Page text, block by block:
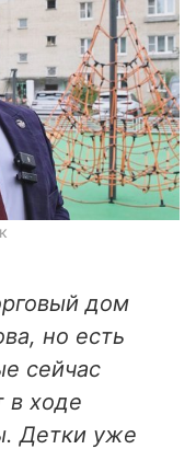
дом
но есть
сейчас
в ходе
Детки уже